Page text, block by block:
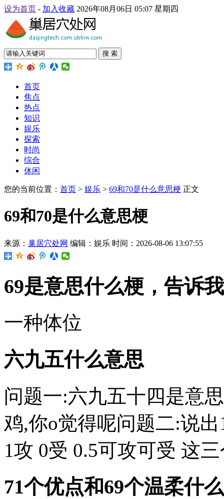
设为首页 - 加入收藏 2026年08月06日 05:07 星期四
搜 索
首页
焦点
热点
知识
娱乐
探索
时尚
综合
休闲
您的当前位置： 首页 > 娱乐 > 69和70是什么意思梗 正文
69和70是什么意思梗
来源： 巢居穴处网 编辑：娱乐 时间：2026-08-06 13:07:55
69是意思什么梗，告诉
一种体位
六九五什么意思
问题一:六九五十四是意
鸡,你o觉得呢问题二:说
1攻 0受 0.5可攻可受 这
71个优点和69个温柔什